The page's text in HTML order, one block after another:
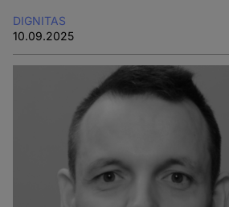
DIGNITAS
10.09.2025